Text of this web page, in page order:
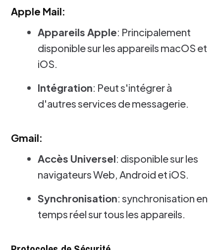
Apple Mail:
Appareils Apple: Principalement
disponible sur les appareils macOS et
iOS.
Intégration: Peut s'intégrer à
d'autres services de messagerie.
Gmail:
Accès Universel: disponible sur les
navigateurs Web, Android et iOS.
Synchronisation: synchronisation en
temps réel sur tous les appareils.